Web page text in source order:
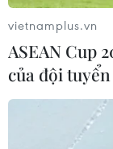
vietnamplus.vn
ASEAN Cup
của đội